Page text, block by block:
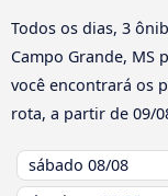
Todos os dias, 3
Campo Grande, MS
você encontrará os
rota, a partir de 09/
sábado 08/08